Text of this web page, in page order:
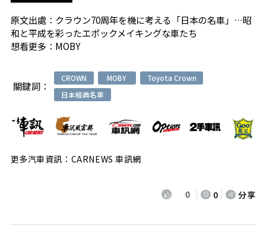
原文出處： クラウン70周年を機に考える「日本の名車」…昭
和と平成を彩ったエポックメイキングな車たち
想看更多： MOBY
關鍵詞：
CROWN MOBY
Toyota Crown
日本經典名車
更多汽車資訊：CARNEWS 車訊網
0 0 分享